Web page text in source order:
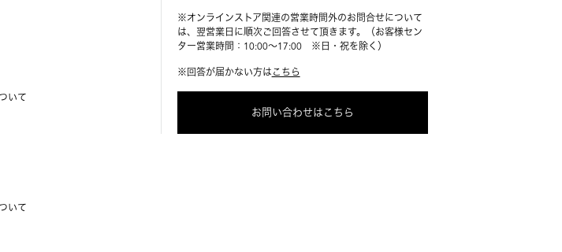
いて
いて
※オンラインストア関連の営業時間外のお問合せについて
は、翌営業日に順次ご回答させて頂きます。（お客様セン
ター営業時間：10:00～17:00 ※日・祝を除く）
※回答が届かない方は こちら
お問い合わせはこちら